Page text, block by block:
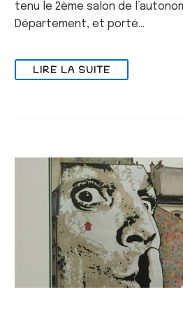
tenu le 2ème salon de
Département, et porté…
LIRE LA SUITE